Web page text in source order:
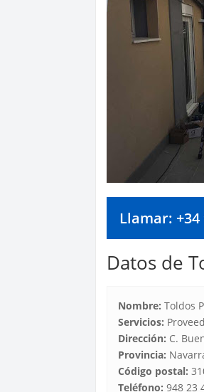
Llamar: +34
Datos de
Nombre: Toldos
Servicios:
Dirección: C.
Provincia:
Código postal:
Teléfono: 948 23